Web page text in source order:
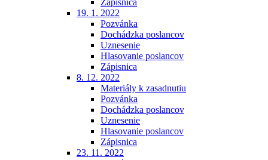
Zápisnica
19. 1. 2022
Pozvánka
Dochádzka poslancov
Uznesenie
Hlasovanie poslancov
Zápisnica
8. 12. 2022
Materiály k zasadnutiu
Pozvánka
Dochádzka poslancov
Uznesenie
Hlasovanie poslancov
Zápisnica
23. 11. 2022